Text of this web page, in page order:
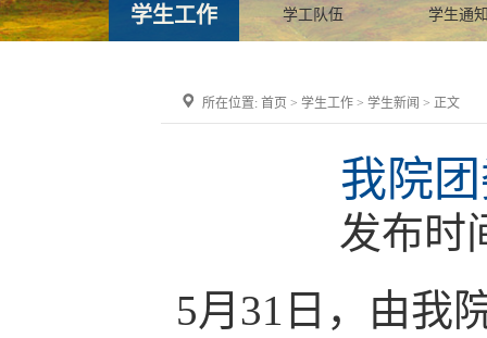
学生工作 学工队伍 学生通
所在位置: 首页 > 学生工作 > 学生新闻 > 正文
我院
发布时
5月31日，由我